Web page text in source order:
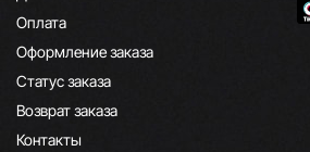
Оплата
Оформление заказа
Статус заказа
Возврат заказа
Контакты